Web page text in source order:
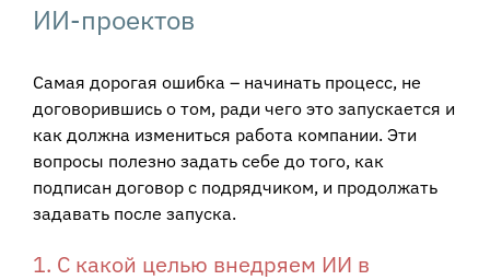
ИИ-проектов
Самая дорогая ошибка – начинать процесс, не
договорившись о том, ради чего это запускается и
как должна измениться работа компании. Эти
вопросы полезно задать себе до того, как
подписан договор с подрядчиком, и продолжать
задавать после запуска.
1. С какой целью внедряем ИИ в